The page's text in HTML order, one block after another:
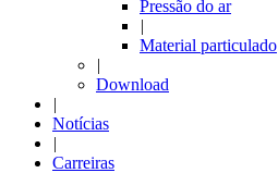
Pressão do ar
|
Material particulado
|
Download
|
Notícias
|
Carreiras